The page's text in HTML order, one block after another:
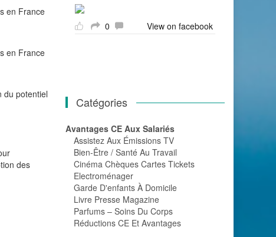
en France
en France
du potentiel
des
0 View on facebook
Catégories
Avantages CE Aux Salariés
Assistez Aux Émissions TV
Bien-Être / Santé Au Travail
Cinéma Chèques Cartes Tickets
Electroménager
Garde D'enfants À Domicile
Livre Presse Magazine
Parfums – Soins Du Corps
Réductions CE Et Avantages